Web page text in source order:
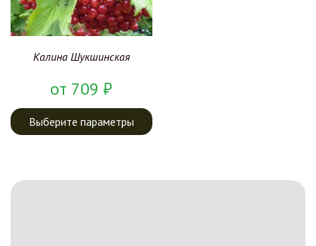
Калина Шукшинская
от 709₽
Выберите параметры